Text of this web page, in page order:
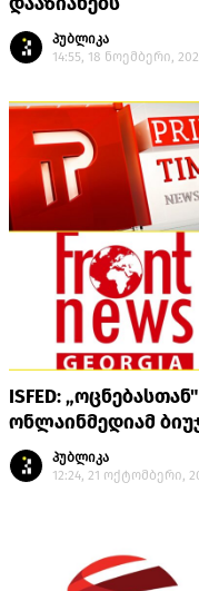
პუბლიკა
14:55, 18 ნოემბერი,
ISFED:
ონლაინმედიამ
პუბლიკა
12:24, 21 ოქტომბერი,